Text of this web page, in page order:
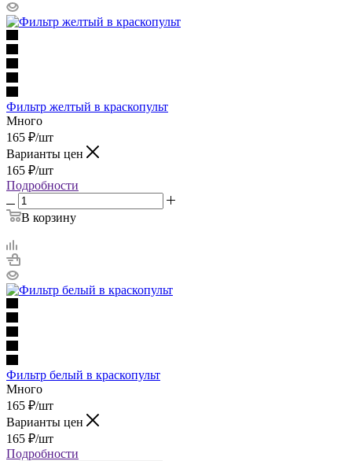
Фильтр желтый в краскопульт
Много
165 ₽/шт
Варианты цен
165 ₽/шт
Подробности
В корзину
Фильтр белый в краскопульт
Много
165 ₽/шт
Варианты цен
165 ₽/шт
Подробности